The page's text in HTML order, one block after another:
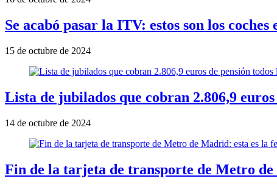
Se acabó pasar la ITV: estos son los
15 de octubre de 2024
Lista de jubilados que cobran 2.806,9 euros
14 de octubre de 2024
Fin de la tarjeta de transporte de Metro